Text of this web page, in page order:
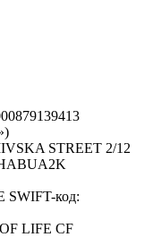
STREET 2/12
SWIFT-код:
LIFE CF